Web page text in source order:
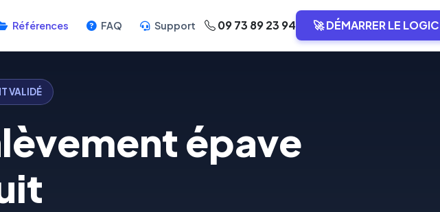
Références FAQ Support 09 73 89 23 94 🚀 DÉMARRER LE
VALIDÉ
épave